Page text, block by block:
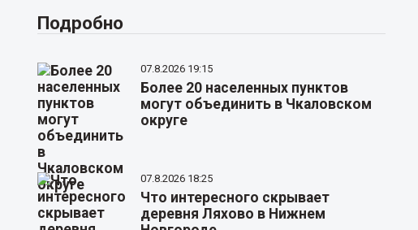
Подробно
07.8.2026 19:15
Более 20 населенных пунктов
могут объединить в Чкаловском
округе
07.8.2026 18:25
Что интересного скрывает
деревня Ляхово в Нижнем